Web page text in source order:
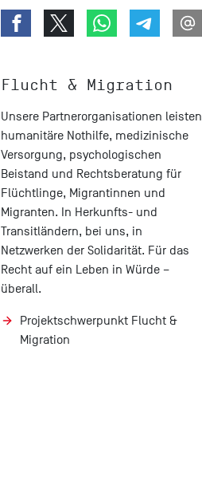
Flucht & Migration
Unsere Partnerorganisationen leisten
humanitäre Nothilfe, medizinische
Versorgung, psychologischen
Beistand und Rechtsberatung für
Flüchtlinge, Migrantinnen und
Migranten. In Herkunfts- und
Transitländern, bei uns, in
Netzwerken der Solidarität. Für das
Recht auf ein Leben in Würde –
überall.
Projektschwerpunkt Flucht &
Migration